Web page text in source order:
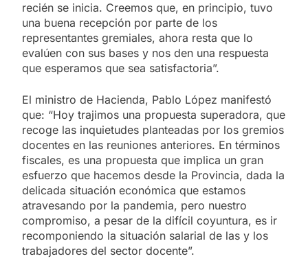
recién se inicia. Creemos que, en principio, tuvo
una buena recepción por parte de los
representantes gremiales, ahora resta que lo
evalúen con sus bases y nos den una respuesta
que esperamos que sea satisfactoria”.
El ministro de Hacienda, Pablo López manifestó
que: “Hoy trajimos una propuesta superadora, que
recoge las inquietudes planteadas por los gremios
docentes en las reuniones anteriores. En términos
fiscales, es una propuesta que implica un gran
esfuerzo que hacemos desde la Provincia, dada la
delicada situación económica que estamos
atravesando por la pandemia, pero nuestro
compromiso, a pesar de la difícil coyuntura, es ir
recomponiendo la situación salarial de las y los
trabajadores del sector docente”.